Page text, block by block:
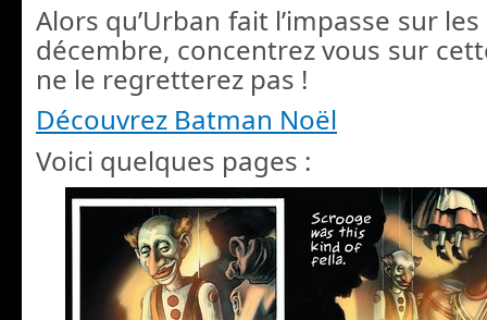
Alors qu’Urban fait l’impasse sur
décembre, concentrez vous sur
ne le regretterez pas !
Découvrez Batman Noël
Voici quelques pages :